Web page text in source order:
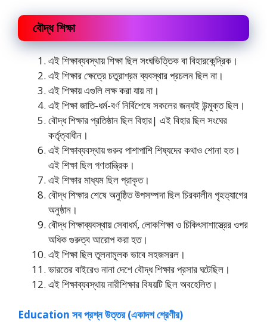
বৌদ্ধ শিক্ষা
এই শিক্ষাব্যবস্থায় শিক্ষা ছিল সংঘভিত্তিক বা বিহারকেন্দ্রিক।
এই শিক্ষার ক্ষেত্রে চতুরাশ্রম ব্যবস্থার প্রচলন ছিল না।
এই শিক্ষায় এগুলি লক্ষ করা যায় না।
এই শিক্ষা জাতি-ধর্ম-বর্ণ নির্বিশেষে সকলের জন্যই উন্মুক্ত ছিল।
বৌদ্ধ শিক্ষার প্রতিষ্ঠান ছিল বিহার| এই বিহার ছিল সংঘের
কর্তৃত্বাধীন।
এই শিক্ষাব্যবস্থায় গুরুর পাশাপাশি শিষ্যদের কথাও শােনা হত।
এই শিক্ষা ছিল গণতান্ত্রিক।
এই শিক্ষার মাধ্যম ছিল প্রাকৃত।
বৌদ্ধ শিক্ষার শেষে অনুষ্ঠিত উপসম্পদা ছিল চিরকালীন গৃহত্যাগের
অনুষ্ঠান।
বৌদ্ধ শিক্ষাব্যবস্থায় সেবাধর্ম, লােকশিক্ষা ও চিকিৎসাশাস্ত্রের ওপর
অধিক গুরুত্ব আরোপ করা হত।
এই শিক্ষা ছিল তুলনামূলক ভাবে সহজসরল।
ভারতের বাইরেও নানা দেশে বৌদ্ধ শিক্ষার প্রসার ঘটেছিল।
এই শিক্ষাব্যবস্থায় নারীশিক্ষার বিষয়টি ছিল অবহেলিত।
Education সব প্রশ্ন উত্তর (একাদশ শ্রেণীর)